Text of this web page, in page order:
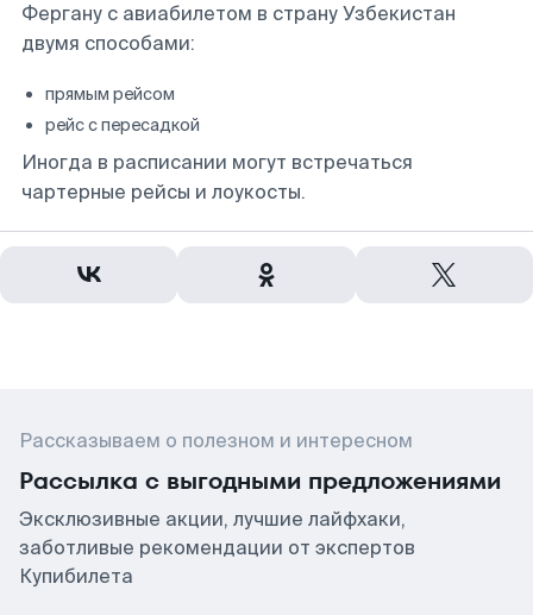
Фергану с авиабилетом в страну Узбекистан
двумя способами:
прямым рейсом
рейс с пересадкой
Иногда в расписании могут встречаться
чартерные рейсы и лоукосты.
Рассказываем о полезном и интересном
Рассылка с выгодными предложениями
Эксклюзивные акции, лучшие лайфхаки,
заботливые рекомендации от экспертов
Купибилета